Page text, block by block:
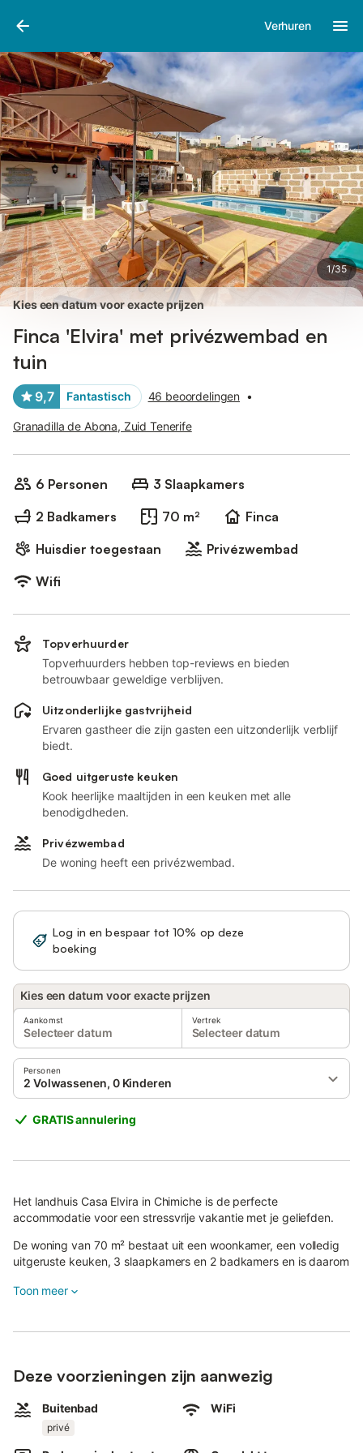
Verhuren
1/35
Afbeeldingen
Kies een datum voor exacte prijzen
Finca 'Elvira' met privézwembad en
tuin
9,7 Fantastisch 46 beoordelingen •
Granadilla de Abona, Zuid Tenerife
6 Personen
3 Slaapkamers
2 Badkamers
70 m²
Finca
Huisdier toegestaan
Privézwembad
Wifi
Topverhuurder
Topverhuurders hebben top-reviews en bieden
betrouwbaar geweldige verblijven.
Uitzonderlijke gastvrijheid
Ervaren gastheer die zijn gasten een uitzonderlijk verblijf
biedt.
Goed uitgeruste keuken
Kook heerlijke maaltijden in een keuken met alle
benodigdheden.
Privézwembad
De woning heeft een privézwembad.
Log in en bespaar tot 10% op deze
boeking
Kies een datum voor exacte prijzen
Aankomst
Selecteer datum
Vertrek
Selecteer datum
Personen
2 Volwassenen, 0 Kinderen
GRATIS annulering
Het landhuis Casa Elvira in Chimiche is de perfecte
accommodatie voor een stressvrije vakantie met je geliefden.
De woning van 70 m² bestaat uit een woonkamer, een volledig
uitgeruste keuken, 3 slaapkamers en 2 badkamers en is daarom
Wi-Fi is beschikbaar bij het zwembad en de barbecue, in de
Dit charmante landhuis biedt een eigen buitenruimte compleet
met zwembad, tuin, open terras, overdekt terras, barbecue en
Toon meer
Deze voorzieningen zijn aanwezig
Buitenbad
privé
WiFi